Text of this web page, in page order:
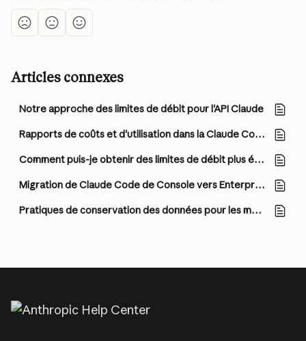
Articles connexes
Notre approche des limites de débit pour l'API Claude
Rapports de coûts et d'utilisation dans la Claude Console
Comment puis-je obtenir des limites de débit plus élevées sur l'API Claude ?
Migration de Claude Code de Console vers Enterprise
Pratiques de conservation des données pour les modèles couverts